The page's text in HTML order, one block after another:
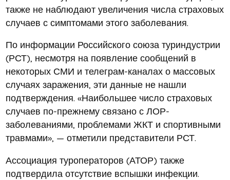
также не наблюдают увеличения числа страховых
случаев с симптомами этого заболевания.
По информации Российского союза туриндустрии
(РСТ), несмотря на появление сообщений в
некоторых СМИ и телеграм-каналах о массовых
случаях заражения, эти данные не нашли
подтверждения. «Наибольшее число страховых
случаев по-прежнему связано с ЛОР-
заболеваниями, проблемами ЖКТ и спортивными
травмами», — отметили представители РСТ.
Ассоциация туроператоров (АТОР) также
подтвердила отсутствие вспышки инфекции.